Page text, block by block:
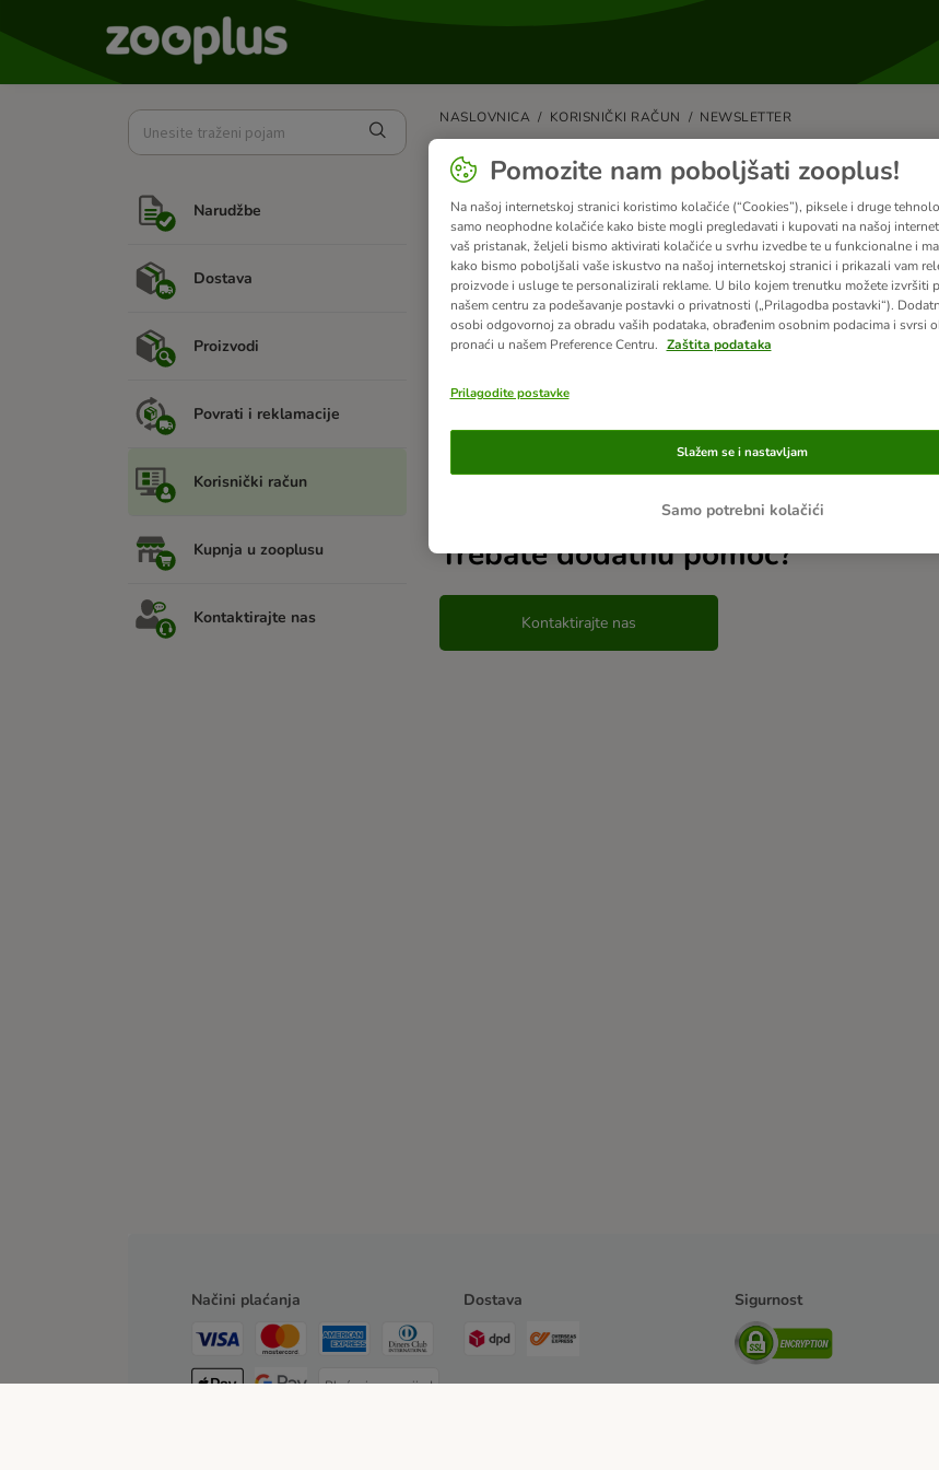
Narudžbe
Dostava
Proizvodi
Povrati i reklamacije
Korisnički račun
Kupnja u zooplusu
Kontaktirajte nas
NASLOVNICA KORISNIČKI RAČUN NEWSLETTER
Kako se mogu odjaviti s
Svoju pretplatu na newsletter možete otkazati u bilo kojem trenutku.
Molimo koristite vezu za odjavu u podnožju svakog newslettera.
nanewsletter. Poništite kategorije koje želite otkazati i kliknite Osvježi.
Imajte na umu:
Zbog privatnosti podataka samo vi, vlasnik računa, možete otkazati
Trebate dodatnu pomoć?
Kontaktirajte nas
Načini plaćanja
Plaćanje unaprijed
Dostava Sigurnost
Pomozite nam poboljšati zooplus!
Na našoj internetskoj stranici koristimo kolačiće (“Cookies”), piksele i druge
samo neophodne kolačiće kako biste mogli pregledavati i kupovati na našoj
vaš pristanak, željeli bismo aktivirati kolačiće u svrhu izvedbe te u funkcionalne i
kako bismo poboljšali vaše iskustvo na našoj internetskoj stranici i prikazali vam
proizvode i usluge te personalizirali reklame. U bilo kojem trenutku možete izvršiti
našem centru za podešavanje postavki o privatnosti („Prilagodba postavki“).
osobi odgovornoj za obradu vaših podataka, obrađenim osobnim podacima i svrsi
pronaći u našem Preference Centru. Zaštita podataka
Prilagodite postavke
Samo potrebni kolačići
Slažem se i nastavljam